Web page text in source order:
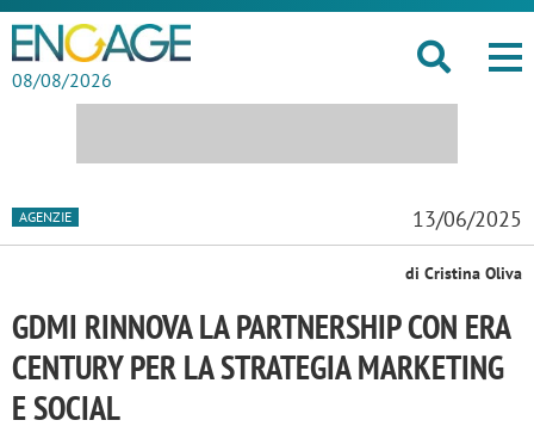
08/08/2026
AGENZIE 13/06/2025
di Cristina Oliva
GDMI RINNOVA LA PARTNERSHIP CON ERA
CENTURY PER LA STRATEGIA MARKETING
E SOCIAL